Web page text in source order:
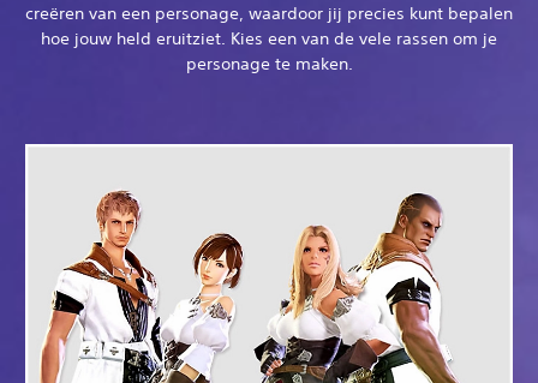
creëren van een personage, waardoor jij precies kunt bepalen
hoe jouw held eruitziet. Kies een van de vele rassen om je
personage te maken.